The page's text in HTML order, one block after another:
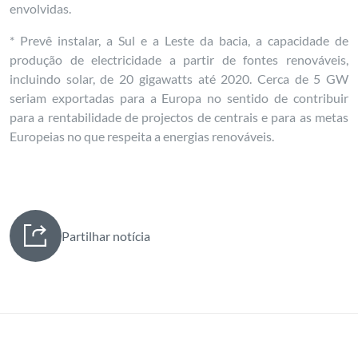
envolvidas.
* Prevê instalar, a Sul e a Leste da bacia, a capacidade de
produção de electricidade a partir de fontes renováveis,
incluindo solar, de 20 gigawatts até 2020. Cerca de 5 GW
seriam exportadas para a Europa no sentido de contribuir
para a rentabilidade de projectos de centrais e para as metas
Europeias no que respeita a energias renováveis.
Partilhar notícia